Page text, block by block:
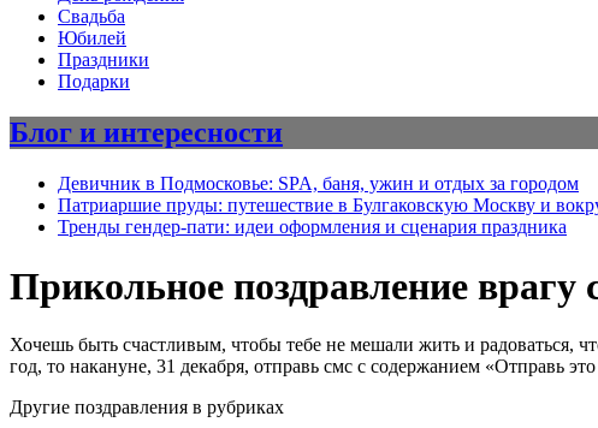
Свадьба
Юбилей
Праздники
Подарки
Блог и интересности
Девичник в Подмосковье: SPA, баня, ужин и отдых за городом
Патриаршие пруды: путешествие в Булгаковскую Москву и
Тренды гендер-пати: идеи оформления и сценария праздника
Прикольное поздравление
Хочешь быть счастливым, чтобы тебе не мешали жить и радоваться,
год, то накануне, 31 декабря, отправь смс с содержанием «Отправь
Другие поздравления в рубриках